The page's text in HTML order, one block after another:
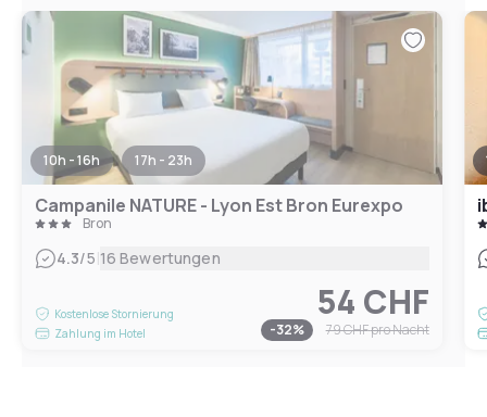
10h - 16h 17h - 23h
Campanile NATURE - Lyon Est Bron Eurexpo
Bron
4.3/5|16 Bewertungen
Kostenlose Stornierung
Zahlung im Hotel
54 CHF
-32% 79 CHFpro Nacht